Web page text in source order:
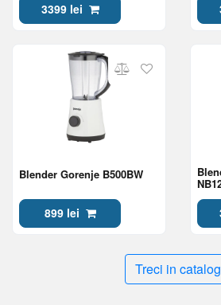
3399 lei
Blender Gorenje B500BW
899 lei
Treci in catalog